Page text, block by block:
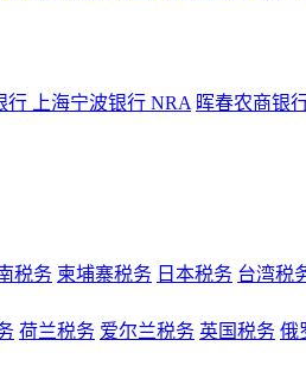
行 上海宁波银行 NRA 晖春农商银
税务 柬埔寨税务 日本税务 台湾税
荷兰税务 爱尔兰税务 英国税务 俄